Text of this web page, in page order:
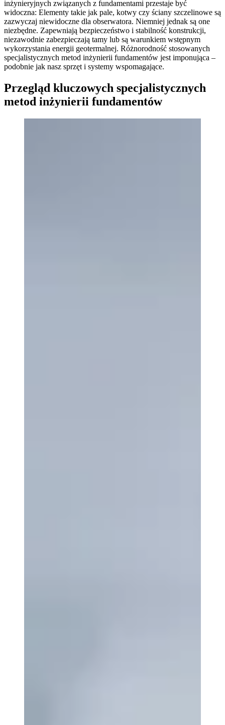
inżynieryjnych związanych z fundamentami przestaje być
widoczna: Elementy takie jak pale, kotwy czy ściany szczelinowe są
zazwyczaj niewidoczne dla obserwatora. Niemniej jednak są one
niezbędne. Zapewniają bezpieczeństwo i stabilność konstrukcji,
niezawodnie zabezpieczają tamy lub są warunkiem wstępnym
wykorzystania energii geotermalnej. Różnorodność stosowanych
specjalistycznych metod inżynierii fundamentów jest imponująca –
podobnie jak nasz sprzęt i systemy wspomagające.
Przegląd kluczowych specjalistycznych
metod inżynierii fundamentów